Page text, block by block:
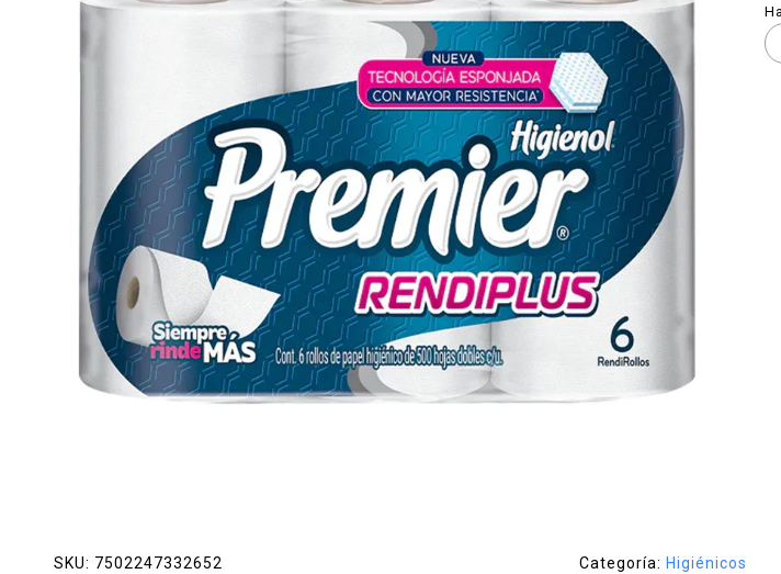
Cuidado de la ropa
Limpieza del hogar
Mascotas
Pan de la casa
Preciasos
Salchichonería
SKU: 7502247332652 Categoría: Higiénicos